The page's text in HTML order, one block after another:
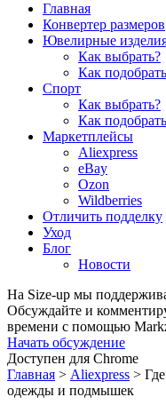
Главная
Конвертер размеров
Ювелирные
Как выбрать?
Как
Спорт
Как выбрать?
Как
Маркетплейсы
Aliexpress
eBay
Ozon
Wildberries
Отличить подделку
Уход
Блог
Новости
На Size-up мы
Обсуждайте и
времени с помощью
Начать обсуждение
Доступен для Chrome
Главная > Aliexpress >
одежды и подмышек